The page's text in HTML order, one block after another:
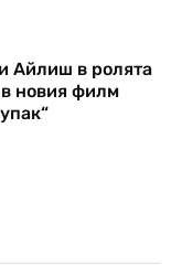
Айлиш в ролята
новия филм